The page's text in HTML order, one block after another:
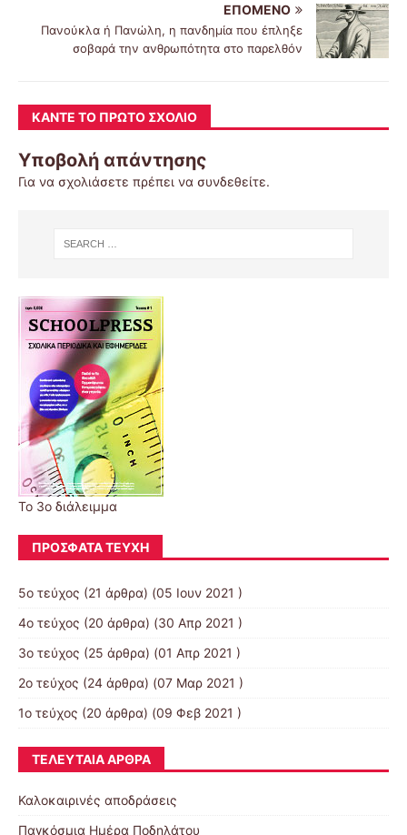
ΕΠΌΜΕΝΟ
Πανούκλα ή Πανώλη, η πανδημία που έπληξε
σοβαρά την ανθρωπότητα στο παρελθόν
ΚΆΝΤΕ ΤΟ ΠΡΏΤΟ ΣΧΌΛΙΟ
Υποβολή απάντησης
Για να σχολιάσετε πρέπει να συνδεθείτε.
Το 3ο διάλειμμα
ΠΡΌΣΦΑΤΑ ΤΕΎΧΗ
5ο τεύχος (21 άρθρα) (05 Ιουν 2021 )
4ο τεύχος (20 άρθρα) (30 Απρ 2021 )
3ο τεύχος (25 άρθρα) (01 Απρ 2021 )
2ο τεύχος (24 άρθρα) (07 Μαρ 2021 )
1ο τεύχος (20 άρθρα) (09 Φεβ 2021 )
ΤΕΛΕΥΤΑΊΑ ΆΡΘΡΑ
Καλοκαιρινές αποδράσεις
Παγκόσμια Ημέρα Ποδηλάτου